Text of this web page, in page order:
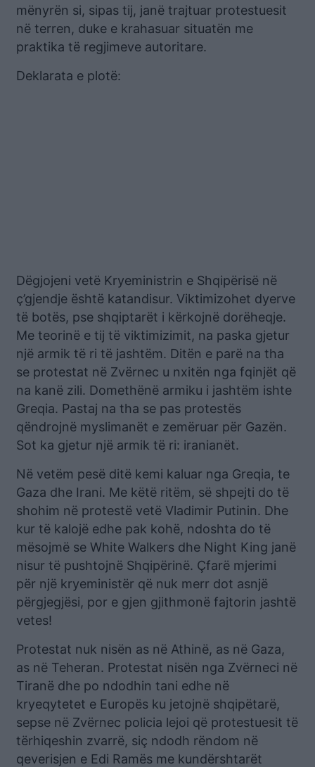
mënyrën si, sipas tij, janë trajtuar protestuesit
në terren, duke e krahasuar situatën me
praktika të regjimeve autoritare.
Deklarata e plotë:
Dëgjojeni vetë Kryeministrin e Shqipërisë në
ç’gjendje është katandisur. Viktimizohet dyerve
të botës, pse shqiptarët i kërkojnë dorëheqje.
Me teorinë e tij të viktimizimit, na paska gjetur
një armik të ri të jashtëm. Ditën e parë na tha
se protestat në Zvërnec u nxitën nga fqinjët që
na kanë zili. Domethënë armiku i jashtëm ishte
Greqia. Pastaj na tha se pas protestës
qëndrojnë myslimanët e zemëruar për Gazën.
Sot ka gjetur një armik të ri: iranianët.
Në vetëm pesë ditë kemi kaluar nga Greqia, te
Gaza dhe Irani. Me këtë ritëm, së shpejti do të
shohim në protestë vetë Vladimir Putinin. Dhe
kur të kalojë edhe pak kohë, ndoshta do të
mësojmë se White Walkers dhe Night King janë
nisur të pushtojnë Shqipërinë. Çfarë mjerimi
për një kryeministër që nuk merr dot asnjë
përgjegjësi, por e gjen gjithmonë fajtorin jashtë
vetes!
Protestat nuk nisën as në Athinë, as në Gaza,
as në Teheran. Protestat nisën nga Zvërneci në
Tiranë dhe po ndodhin tani edhe në
kryeqytetet e Europës ku jetojnë shqipëtarë,
sepse në Zvërnec policia lejoi që protestuesit të
tërhiqeshin zvarrë, siç ndodh rëndom në
qeverisjen e Edi Ramës me kundërshtarët